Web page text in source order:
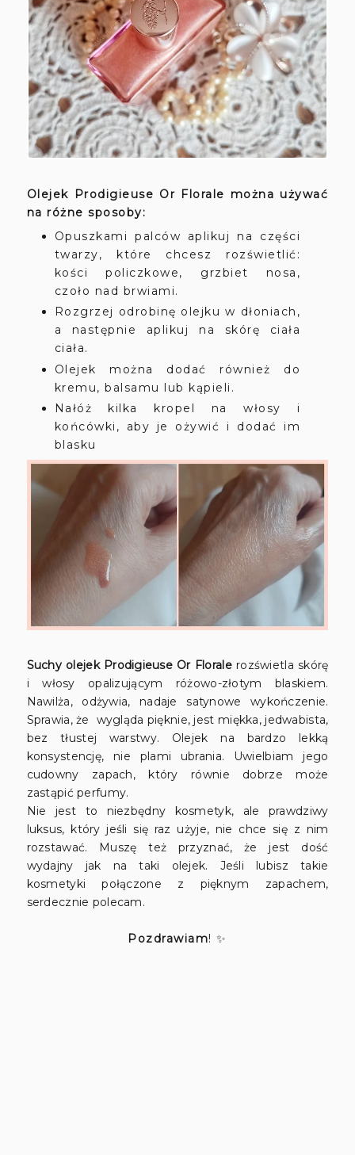
Olejek Prodigieuse Or Florale można używać
na różne sposoby:
Opuszkami palców aplikuj na części
twarzy, które chcesz rozświetlić:
kości policzkowe, grzbiet nosa,
czoło nad brwiami.
Rozgrzej odrobinę olejku w dłoniach,
a następnie aplikuj na skórę ciała
ciała.
Olejek można dodać również do
kremu, balsamu lub kąpieli.
Nałóż kilka kropel na włosy i
końcówki, aby je ożywić i dodać im
blasku
Suchy olejek Prodigieuse Or Floralerozświetla skórę
i włosy opalizującym różowo-złotym blaskiem.
Nawilża, odżywia, nadaje satynowe wykończenie.
Sprawia, że wygląda pięknie, jest miękka, jedwabista,
bez tłustej warstwy. Olejek na bardzo lekką
konsystencję, nie plami ubrania. Uwielbiam jego
cudowny zapach, który równie dobrze może
zastąpić perfumy.
Nie jest to niezbędny kosmetyk, ale prawdziwy
luksus, który jeśli się raz użyje, nie chce się z nim
rozstawać. Muszę też przyznać, że jest dość
wydajny jak na taki olejek. Jeśli lubisz takie
kosmetyki połączone z pięknym zapachem,
serdecznie polecam.
Pozdrawiam! ✨